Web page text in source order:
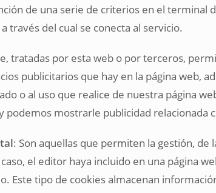
de una serie de criterios en el terminal
través del cual se conecta al servicio.
tratadas por esta web o por terceros,
publicitarios que hay en la página web,
o al uso que realice de nuestra página
podemos mostrarle publicidad relacionada
: Son aquellas que permiten la gestión, de
el editor haya incluido en una página
Este tipo de cookies almacenan